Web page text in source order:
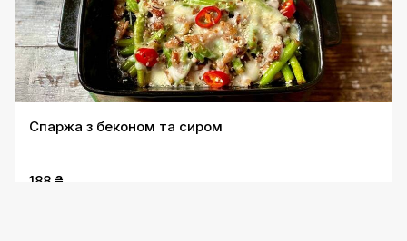
Спаржа з беконом та сиром
188 ₴